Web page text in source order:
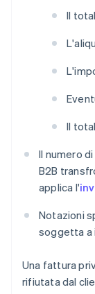
Il
Il
Il numero
B2B
applica l'
Notazioni
soggetta a
Una fattura
rifiutata dal